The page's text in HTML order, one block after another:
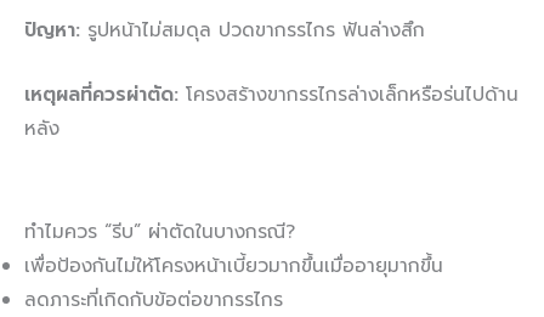
ปัญหา: รูปหน้าไม่สมดุล ปวดขากรรไกร ฟันล่างสึก
เหตุผลที่ควรผ่าตัด: โครงสร้างขากรรไกรล่างเล็กหรือร่นไปด้าน
หลัง
ทำไมควร “รีบ” ผ่าตัดในบางกรณี?
เพื่อป้องกันไม่ให้โครงหน้าเบี้ยวมากขึ้นเมื่ออายุมากขึ้น
ลดภาระที่เกิดกับข้อต่อขากรรไกร